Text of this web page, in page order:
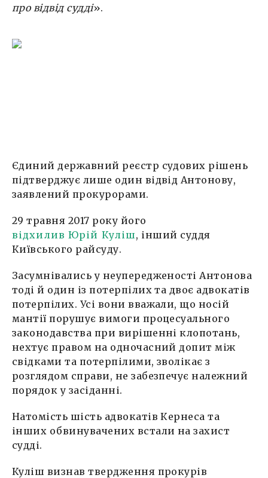
про відвід судді».
Єдиний державний реєстр судових рішень
підтверджує лише один відвід Антонову,
заявлений прокурорами.
29 травня 2017 року його
відхилив Юрій Куліш, інший суддя
Київського райсуду.
Засумнівались у неупередженості Антонова
тоді й один із потерпілих та двоє адвокатів
потерпілих. Усі вони вважали, що носій
мантії порушує вимоги процесуального
законодавства при вирішенні клопотань,
нехтує правом на одночасний допит між
свідками та потерпілими, зволікає з
розглядом справи, не забезпечує належний
порядок у засіданні.
Натомість шість адвокатів Кернеса та
інших обвинувачених встали на захист
судді.
Куліш визнав твердження прокурів